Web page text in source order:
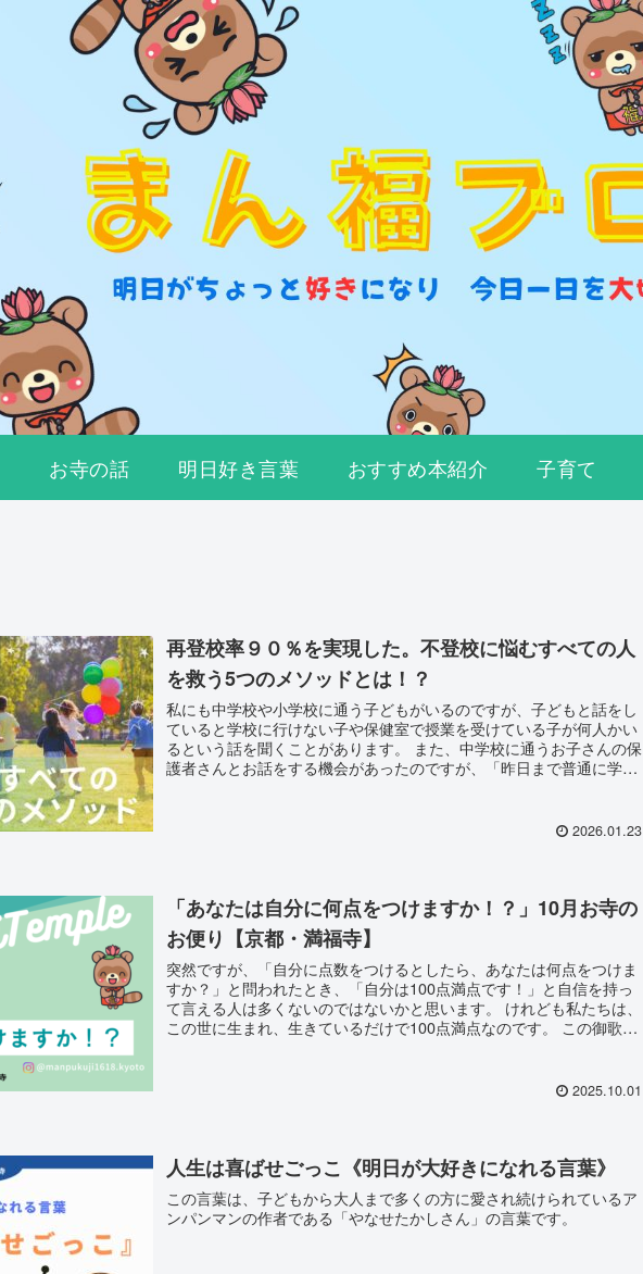
お寺の話 明日好き言葉 おすすめ本紹介 子育て
再登校率９０％を実現した。不登校に悩むすべての人
を救う5つのメソッドとは！？
私にも中学校や小学校に通う子どもがいるのですが、子どもと話をし
ていると学校に行けない子や保健室で授業を受けている子が何人かい
るという話を聞くことがあります。 また、中学校に通うお子さんの保
護者さんとお話をする機会があったのですが、「昨日まで普通に学校
こともあります。 不登校になった子どもの保護者の方が「まさか、う
間も、不登校は気づかないうちに、誰の身にも起きる問題なのです。
2026.01.23
「あなたは自分に何点をつけますか！？」10月お寺の
お便り【京都・満福寺】
突然ですが、「自分に点数をつけるとしたら、あなたは何点をつけま
すか？」と問われたとき、「自分は100点満点です！」と自信を持っ
て言える人は多くないのではないかと思います。 けれども私たちは、
この世に生まれ、生きているだけで100点満点なのです。 この御歌は
けで100点満点！』今、この瞬間を大切にして生きていけばいいの
2025.10.01
人生は喜ばせごっこ《明日が大好きになれる言葉》
この言葉は、子どもから大人まで多くの方に愛され続けられているア
ンパンマンの作者である「やなせたかしさん」の言葉です。